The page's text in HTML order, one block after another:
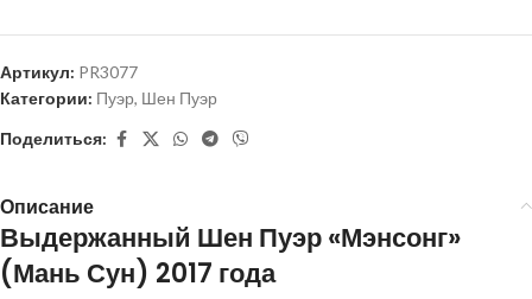
Артикул: PR3077
Категории: Пуэр, Шен Пуэр
Поделиться:
Описание
Выдержанный Шен Пуэр «Мэнсонг»
(Мань Сун) 2017 года